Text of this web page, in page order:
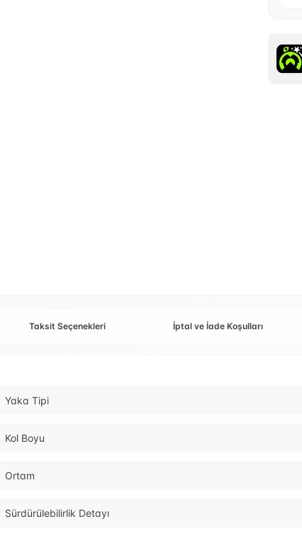
Taksit Seçenekleri İptal ve İade Koşulları
Yaka Tipi
Kol Boyu
Ortam
Sürdürülebilirlik Detayı